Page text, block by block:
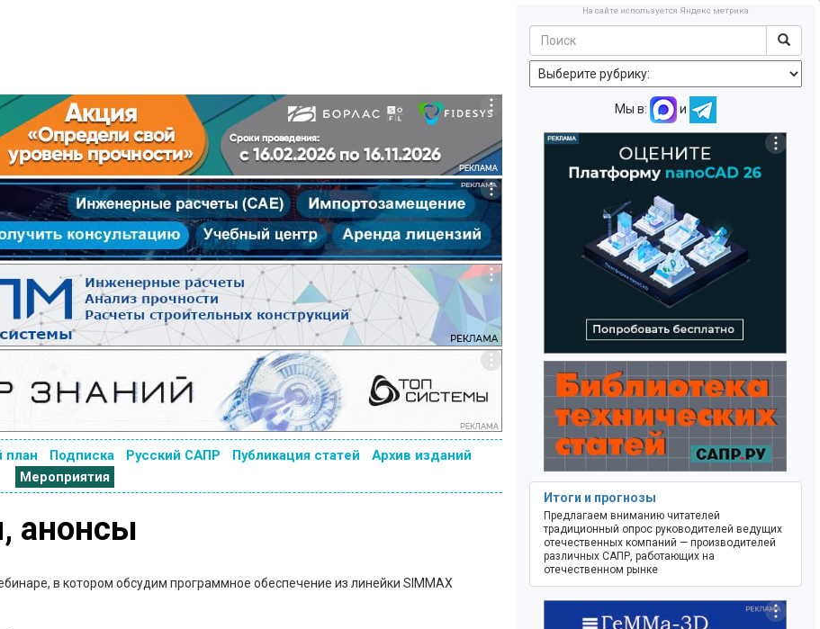
план Подписка Русский САПР Публикация статей
Архив изданий
Мероприятия
анонсы
в котором обсудим программное обеспечение из линейки SIMMAX
На сайте используется Яндекс метрика
Мы в: и
Итоги и прогнозы
Предлагаем вниманию читателей
традиционный опрос руководителей ведущих
отечественных компаний — производителей
различных САПР, работающих на
отечественном рынке